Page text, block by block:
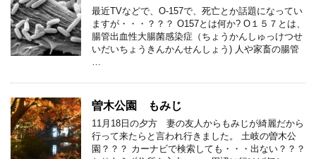
最近TVなどで、O-157で、死亡とか話題になってい
ますが・・・？？？ O157とは何か? O１５７とは、
腸管出血性大腸菌感染症（ちょうかんしゅっけつせ
いだいちょうきんかんせんしょう) 人や家畜の腸管
…
曽木公園 もみじ
11月18日の夕方 妻の友人からもみじが綺麗だから
行って来たらと言われ行きました。 土岐の曽木公
園？？？ カーナビで検索しても・・・出ない？？？